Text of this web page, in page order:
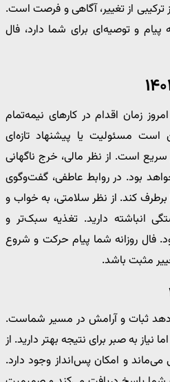
ترکیبی از تغییر، آگاهی و فرصت است.
پیام و توصیه‌ای برای شما دارد، فال
زمان اقدام در کارهای نیمه‌تمام
مسئولیت یا پیشنهاد تازه‌ای
است. از نظر مالی، خرج ناگهانی
بود. در روابط عاطفی، گفت‌وگوی
کند. از نظر سلامتی، به خواب و
انباشته دارید. تغذیه سبک‌تر و
روزانه شما پیام حرکت و شروع
مثبت باشد.
ثبات و آرامش در مسیر شماست.
نیاز به صبر برای نتیجه بهتر دارید. از
و امکان پس‌انداز وجود دارد.